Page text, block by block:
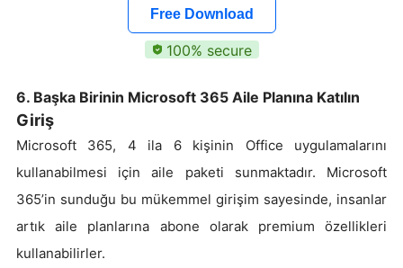
Free Download
100% secure
6. Başka Birinin Microsoft 365 Aile Planına Katılın
Giriş
Microsoft 365, 4 ila 6 kişinin Office uygulamalarını
kullanabilmesi için aile paketi sunmaktadır. Microsoft
365’in sunduğu bu mükemmel girişim sayesinde, insanlar
artık aile planlarına abone olarak premium özellikleri
kullanabilirler.